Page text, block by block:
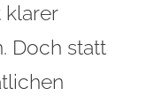
klarer
Doch statt